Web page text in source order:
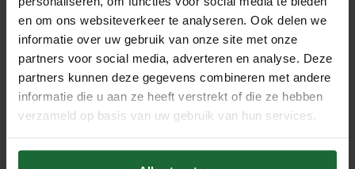
en om ons websiteverkeer te analyseren. Ook delen we
informatie over uw gebruik van onze site met onze
partners voor social media, adverteren en analyse. Deze
partners kunnen deze gegevens combineren met andere
informatie die u aan ze heeft verstrekt of die ze hebben
verzameld op basis van uw gebruik van hun services.
hierbij gebruik van de lijmroller.
Productspecificaties:
- Afmetingen (lengte en breedte): 10 m x 100 cm
- Dikte: 6mm